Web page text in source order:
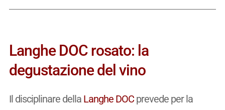
Langhe DOC rosato: la
degustazione del vino
Il disciplinare della Langhe DOCprevede per la